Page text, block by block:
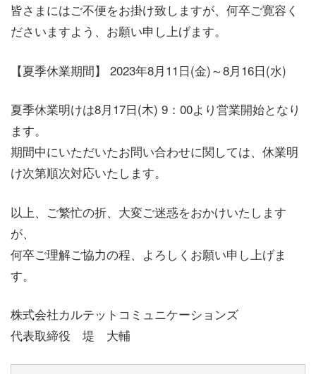
皆さまにはご不便をお掛け致しますが、何卒ご寛容く
ださいますよう、お願い申し上げます。
【夏季休業期間】 2023年8月11日(金)～8月16日(水)
夏季休業明けは8月17日(木) 9：00より営業開始となり
ます。
期間中にいただいたお問い合わせに関しては、休業明
け次第順次対応いたします。
以上、ご繁忙の折、大変ご迷惑をおかけいたします
が、
何卒ご理解ご協力の程、よろしくお願い申し上げま
す。
株式会社カルテットコミュニケーションズ
代表取締役 堤 大輔